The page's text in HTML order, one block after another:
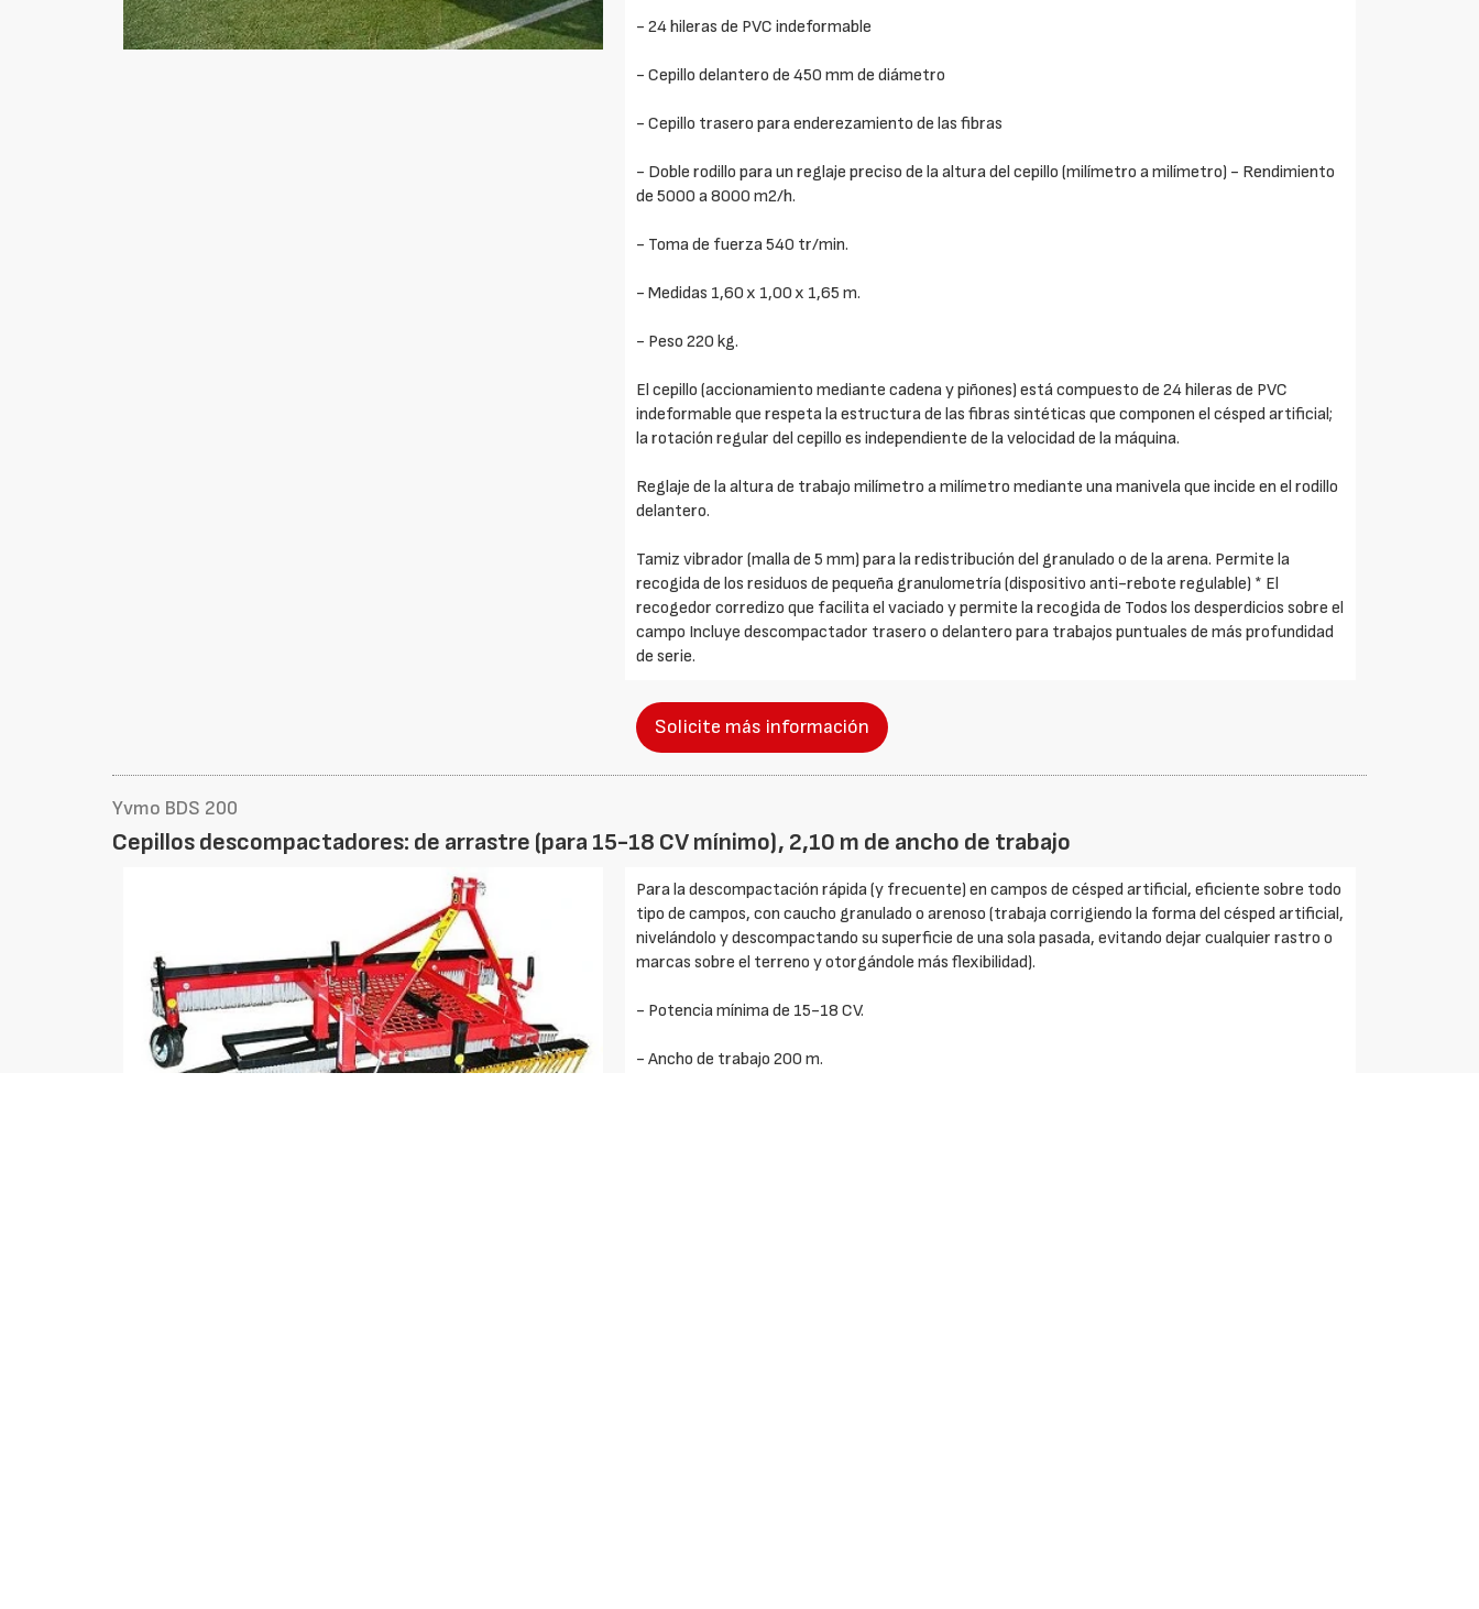
- 24 hileras de PVC indeformable
- Cepillo delantero de 450 mm de diámetro
- Cepillo trasero para enderezamiento de las fibras
- Doble rodillo para un reglaje preciso de la altura del cepillo (milímetro a milímetro) - Rendimiento
de 5000 a 8000 m2/h.
- Toma de fuerza 540 tr/min.
- Medidas 1,60 x 1,00 x 1,65 m.
- Peso 220 kg.
El cepillo (accionamiento mediante cadena y piñones) está compuesto de 24 hileras de PVC
indeformable que respeta la estructura de las fibras sintéticas que componen el césped artificial;
la rotación regular del cepillo es independiente de la velocidad de la máquina.
Reglaje de la altura de trabajo milímetro a milímetro mediante una manivela que incide en el rodillo
delantero.
Tamiz vibrador (malla de 5 mm) para la redistribución del granulado o de la arena. Permite la
recogida de los residuos de pequeña granulometría (dispositivo anti-rebote regulable) * El
recogedor corredizo que facilita el vaciado y permite la recogida de Todos los desperdicios sobre el
campo Incluye descompactador trasero o delantero para trabajos puntuales de más profundidad
de serie.
Solicite más información
Yvmo BDS 200
Cepillos descompactadores: de arrastre (para 15-18 CV mínimo), 2,10 m de ancho de trabajo
Para la descompactación rápida (y frecuente) en campos de césped artificial, eficiente sobre todo
tipo de campos, con caucho granulado o arenoso (trabaja corrigiendo la forma del césped artificial,
nivelándolo y descompactando su superficie de una sola pasada, evitando dejar cualquier rastro o
marcas sobre el terreno y otorgándole más flexibilidad).
- Potencia mínima de 15-18 CV.
- Ancho de trabajo 200 m.